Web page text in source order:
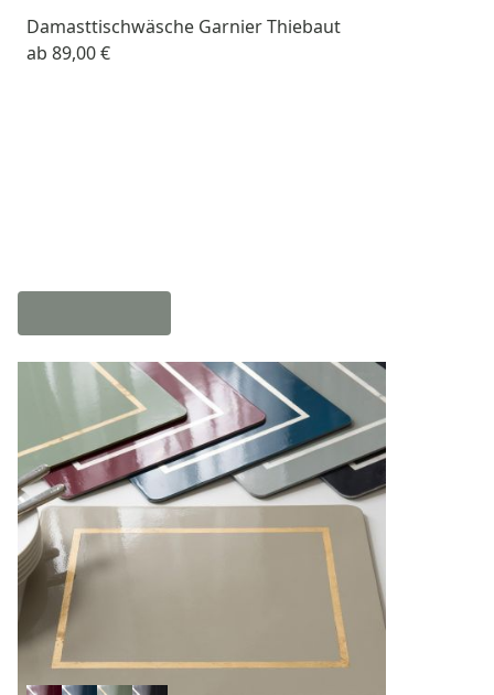
Damasttischwäsche Garnier Thiebaut
ab 89,00 €